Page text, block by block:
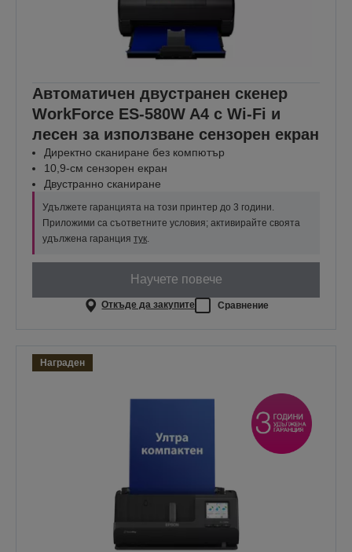
Автоматичен двустранен скенер
WorkForce ES-580W A4 с Wi-Fi и
лесен за използване сензорен екран
Директно сканиране без компютър
10,9-см сензорен екран
Двустранно сканиране
Удължете гаранцията на този принтер до 3 години.
Приложими са съответните условия; активирайте своята
удължена гаранция тук.
Научете повече
Откъде да закупите Сравнение
Награден